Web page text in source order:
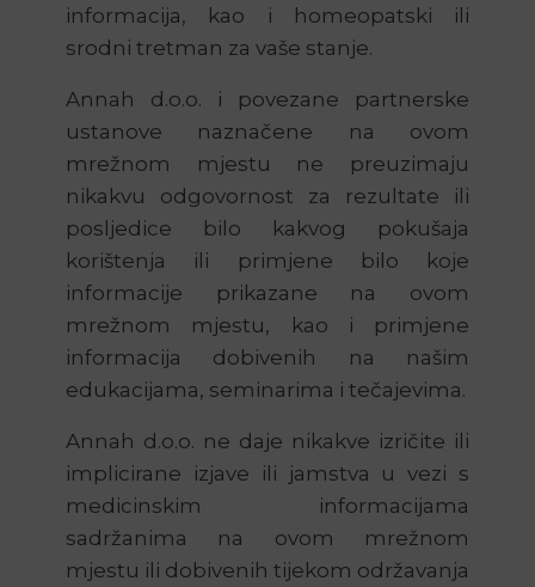
informacija, kao i homeopatski ili
srodni tretman za vaše stanje.
Annah d.o.o. i povezane partnerske
ustanove naznačene na ovom
mrežnom mjestu ne preuzimaju
nikakvu odgovornost za rezultate ili
posljedice bilo kakvog pokušaja
korištenja ili primjene bilo koje
informacije prikazane na ovom
mrežnom mjestu, kao i primjene
informacija dobivenih na našim
edukacijama, seminarima i tečajevima.
Annah d.o.o. ne daje nikakve izričite ili
implicirane izjave ili jamstva u vezi s
medicinskim informacijama
sadržanima na ovom mrežnom
mjestu ili dobivenih tijekom održavanja